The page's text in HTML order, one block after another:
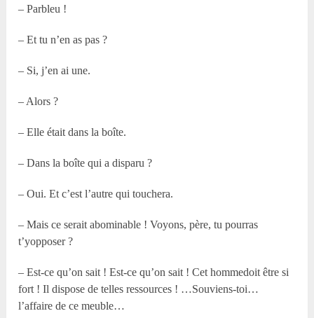
– Parbleu !
– Et tu n’en as pas ?
– Si, j’en ai une.
– Alors ?
– Elle était dans la boîte.
– Dans la boîte qui a disparu ?
– Oui. Et c’est l’autre qui touchera.
– Mais ce serait abominable ! Voyons, père, tu pourras
t’yopposer ?
– Est-ce qu’on sait ! Est-ce qu’on sait ! Cet hommedoit être si
fort ! Il dispose de telles ressources ! …Souviens-toi…
l’affaire de ce meuble…